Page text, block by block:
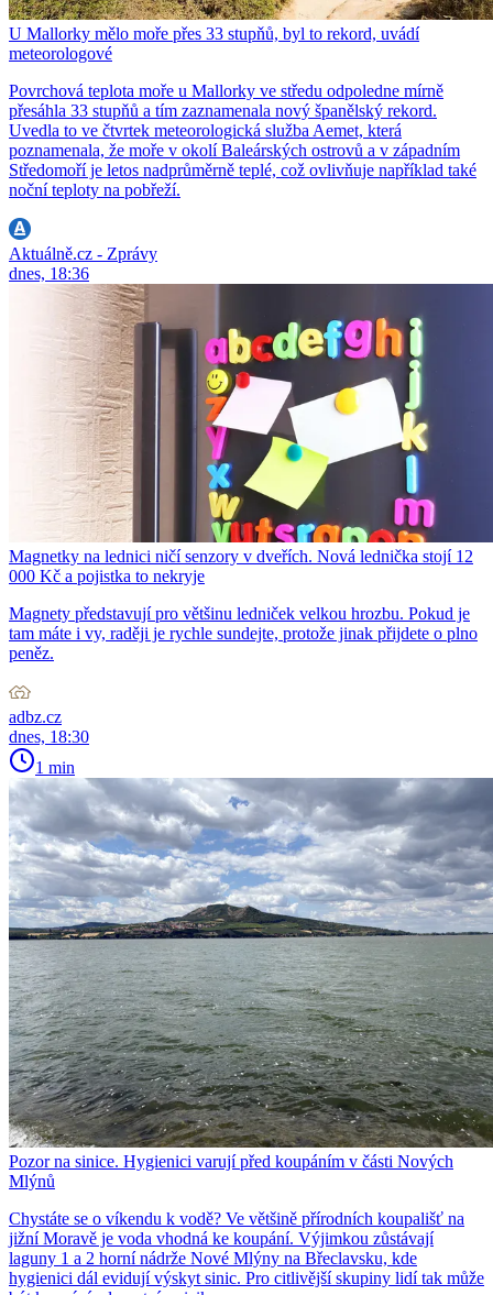
U Mallorky mělo moře přes 33 stupňů, byl to rekord, uvádí
meteorologové
Povrchová teplota moře u Mallorky ve středu odpoledne mírně
přesáhla 33 stupňů a tím zaznamenala nový španělský rekord.
Uvedla to ve čtvrtek meteorologická služba Aemet, která
poznamenala, že moře v okolí Baleárských ostrovů a v západním
Středomoří je letos nadprůměrně teplé, což ovlivňuje například také
noční teploty na pobřeží.
Aktuálně.cz - Zprávy
dnes, 18:36
Magnetky na lednici ničí senzory v dveřích. Nová lednička stojí 12
000 Kč a pojistka to nekryje
Magnety představují pro většinu ledniček velkou hrozbu. Pokud je
tam máte i vy, raději je rychle sundejte, protože jinak přijdete o plno
peněz.
adbz.cz
dnes, 18:30
1 min
Pozor na sinice. Hygienici varují před koupáním v části Nových
Mlýnů
Chystáte se o víkendu k vodě? Ve většině přírodních koupališť na
jižní Moravě je voda vhodná ke koupání. Výjimkou zůstávají
laguny 1 a 2 horní nádrže Nové Mlýny na Břeclavsku, kde
hygienici dál evidují výskyt sinic. Pro citlivější skupiny lidí tak může